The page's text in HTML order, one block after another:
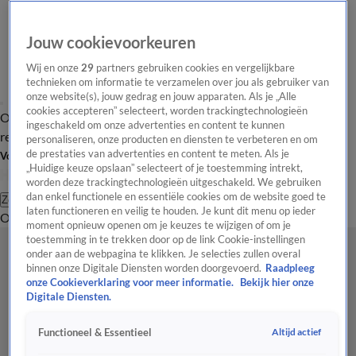
Overzicht Laatste nieuws Regionieuws Het beste van Hart
Tip de
redactie
Volg Hart van Nederland
Zoeken
OverzichtRegioUitzendingenWeerTip de redactiePanelVideo's
Jouw cookievoorkeuren
Wij en onze29 partners gebruiken cookies en vergelijkbare
technieken om informatie te verzamelen over jou als gebruiker van
onze website(s), jouw gedrag en jouw apparaten. Als je „Alle
cookies accepteren” selecteert, worden trackingtechnologieën
ingeschakeld om onze advertenties en content te kunnen
personaliseren, onze producten en diensten te verbeteren en om
de prestaties van advertenties en content te meten. Als je
„Huidige keuze opslaan” selecteert of je toestemming intrekt,
worden deze trackingtechnologieën uitgeschakeld. We gebruiken
dan enkel functionele en essentiële cookies om de website goed te
laten functioneren en veilig te houden. Je kunt dit menu op ieder
moment opnieuw openen om je keuzes te wijzigen of om je
toestemming in te trekken door op de link Cookie-instellingen
onder aan de webpagina te klikken. Je selecties zullen overal
binnen onze Digitale Diensten worden doorgevoerd. Raadpleeg
onze Cookieverklaring voor meer informatie.
Bekijk hier onze
Digitale Diensten.
Functioneel & Essentieel Altijd actief